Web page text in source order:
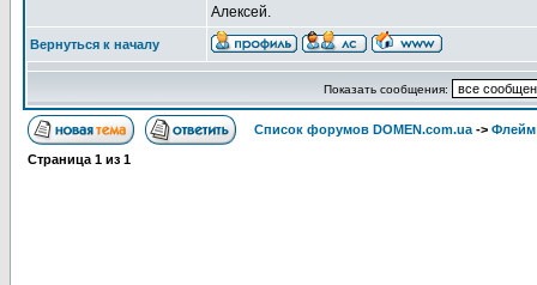
Алексей.
Вернуться к началу
Показать сообщения:
Список форумов DOMEN.com.ua -> Флейм
Страница 1 из 1